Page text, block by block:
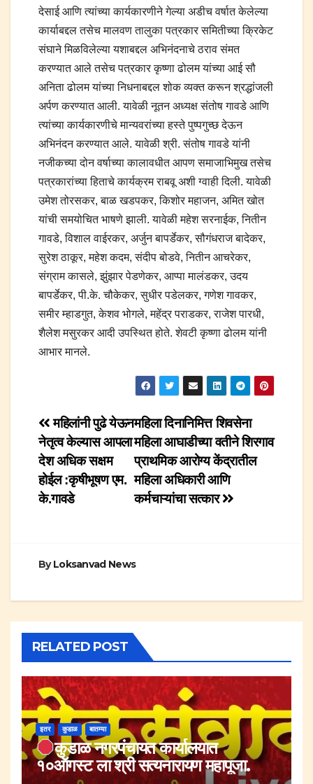
देसाई आणि त्यांच्या कार्यकारणीने गेल्या अडीच वर्षात केलेल्या
कार्याबद्दल तसेच मालवण तालुका पत्रकार समितीच्या क्रिकेट
संघाने मिळविलेल्या यशाबद्दल अभिनंदनाचे ठराव संमत
करण्यात आले तसेच पत्रकार कृष्णा ढोलम यांच्या आई सौ
अनिता ढोलम यांच्या निधनाबद्दल शोक व्यक्त करून श्रद्धांजली
अर्पण करण्यात आली. यावेळी नूतन अध्यक्ष संतोष गावडे आणि
त्यांच्या कार्यकारणीचे मान्यवरांच्या हस्ते पुष्पगुच्छ देऊन
अभिनंदन करण्यात आले. यावेळी श्री. संतोष गावडे यांनी
नजीकच्या दोन वर्षाच्या कालावधीत आपण समाजाभिमुख तसेच
पत्रकारांच्या हिताचे कार्यक्रम राबवू अशी ग्वाही दिली. यावेळी
उमेश तोरसकर, बाळ खडपकर, किशोर महाजन, अमित खोत
यांची समयोचित भाषणे झाली. यावेळी महेश सरनाईक, नितीन
गावडे, विशाल वाईरकर, अर्जुन बापर्डेकर, सौगंधराज बादेकर,
सुरेश ठाकूर, महेश कदम, संदीप बोडवे, नितीन आचरेकर,
संग्राम कासले, झुंझार पेडणेकर, आप्पा मालंडकर, उदय
बापर्डेकर, पी.के. चौकेकर, सुधीर पडेलकर, गणेश गावकर,
समीर म्हाडगुत, केशव भोगले, महेंद्र पराडकर, राजेश पारधी,
शैलेश मसुरकर आदी उपस्थित होते. शेवटी कृष्णा ढोलम यांनी
आभार मानले.
Post
navigation
महिला दिनानिमित्त शिवसेना
महिला आघाडीच्या वतीने शिरगाव
प्राथमिक आरोग्य केंद्रातील
महिला अधिकारी आणि
कर्मचाऱ्यांचा सत्कार
महिलांनी पुढे येऊन
नेतृत्व केल्यास आपला
देश अधिक सक्षम
होईल :कृषीभूषण एम.
के.गावडे
ByLoksanvad News
RELATED POST
इतर कुडाळ बातम्या
कुडाळ नगरपंचायत कार्यालयात
१०ऑगस्ट ला श्री सत्यनारायण महापूजा.